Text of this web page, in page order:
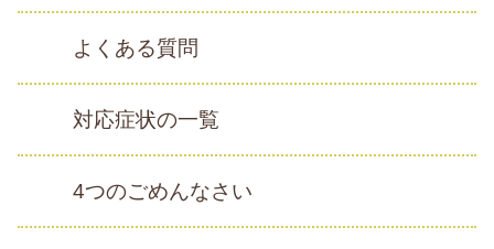
よくある質問
対応症状の一覧
4つのごめんなさい